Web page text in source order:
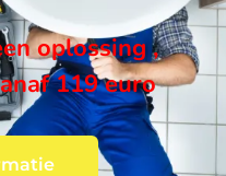
oplossing ,
119 euro